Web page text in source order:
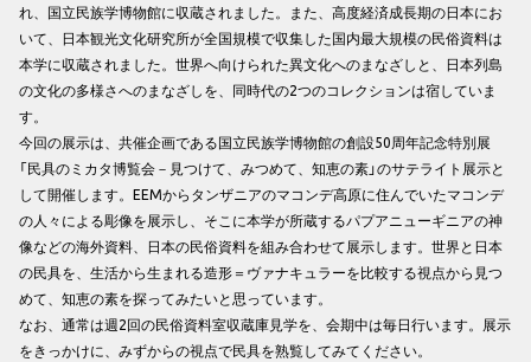
れ、国立民族学博物館に収蔵されました。また、高度経済成長期の日本にお
いて、日本観光文化研究所が全国規模で収集した国内最大規模の民俗資料は
本学に収蔵されました。世界へ向けられた異文化へのまなざしと、日本列島
の文化の多様さへのまなざしを、同時代の2つのコレクションは宿していま
す。
今回の展示は、共催企画である国立民族学博物館の創設50周年記念特別展
「民具のミカタ博覧会－見つけて、みつめて、知恵の素」のサテライト展示と
して開催します。EEMからタンザニアのマコンデ高原に住んでいたマコンデ
の人々による彫像を展示し、そこに本学が所蔵するパプアニューギニアの神
像などの海外資料、日本の民俗資料を組み合わせて展示します。世界と日本
の民具を、生活から生まれる造形＝ヴァナキュラーを比較する視点から見つ
めて、知恵の素を探ってみたいと思っています。
なお、通常は週2回の民俗資料室収蔵庫見学を、会期中は毎日行います。展示
をきっかけに、みずからの視点で民具を熟覧してみてください。